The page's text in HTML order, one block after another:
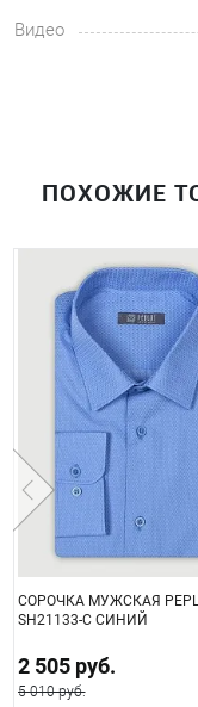
Видео
ПОХОЖИЕ
СОРОЧКА МУЖСКАЯ
SH21133-С СИНИЙ
2 505 руб.
5 010 руб.